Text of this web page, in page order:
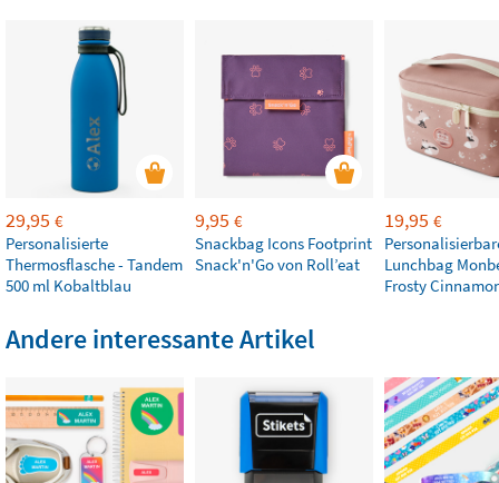
29,95 €
Personalisierte
Thermosflasche - Tandem
500 ml Kobaltblau
9,95 €
Snackbag Icons Footprint
Snack'n'Go von Roll’eat
19,95 €
Lunchbag
Frosty
Andere interessante Artikel